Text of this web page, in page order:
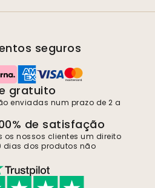
seguros
gratuito
enviadas num prazo de 2 a
de satisfação
os nossos clientes um direito
dias dos produtos não